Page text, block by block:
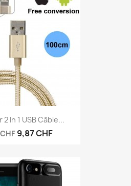
In 1 USB Câble...
9,87 CHF